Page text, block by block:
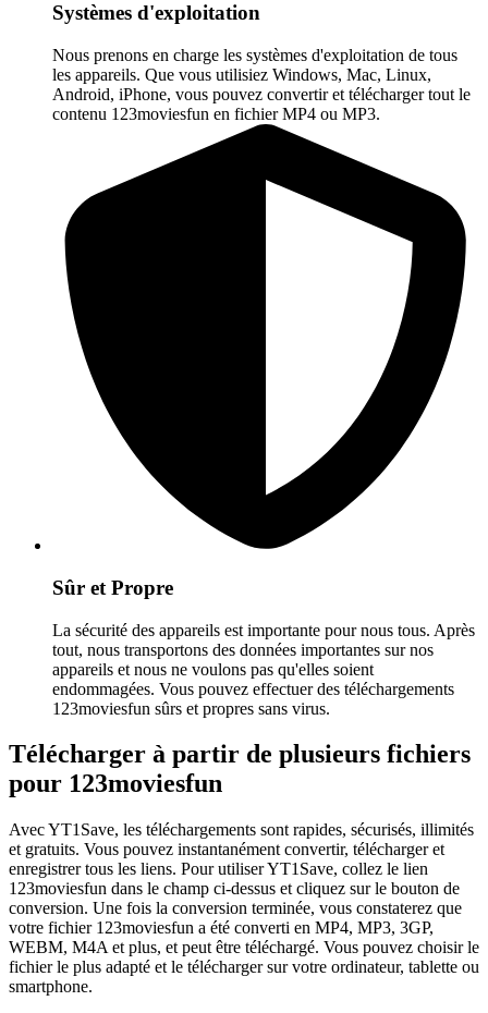
Systèmes d'exploitation
Nous prenons en charge les systèmes d'exploitation de tous
les appareils. Que vous utilisiez Windows, Mac, Linux,
Android, iPhone, vous pouvez convertir et télécharger tout le
contenu 123moviesfun en fichier MP4 ou MP3.
Sûr et Propre
La sécurité des appareils est importante pour nous tous. Après
tout, nous transportons des données importantes sur nos
appareils et nous ne voulons pas qu'elles soient
endommagées. Vous pouvez effectuer des téléchargements
123moviesfun sûrs et propres sans virus.
Télécharger à partir de plusieurs fichiers
pour 123moviesfun
Avec YT1Save, les téléchargements sont rapides, sécurisés, illimités
et gratuits. Vous pouvez instantanément convertir, télécharger et
enregistrer tous les liens. Pour utiliser YT1Save, collez le lien
123moviesfun dans le champ ci-dessus et cliquez sur le bouton de
conversion. Une fois la conversion terminée, vous constaterez que
votre fichier 123moviesfun a été converti en MP4, MP3, 3GP,
WEBM, M4A et plus, et peut être téléchargé. Vous pouvez choisir le
fichier le plus adapté et le télécharger sur votre ordinateur, tablette ou
smartphone.